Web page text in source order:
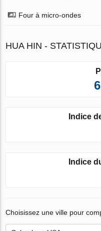
Four à micro-ondes
HUA HIN -
Indice
Indice
Choisissez une ville pour